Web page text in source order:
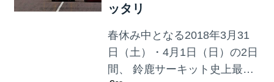
体を表彰する 『JAPAN
2018』を3月20日（火）東
京・原宿クエストホールにて
開催。
ッタリ
春休み中となる2018年3月31
日（土）・4月1日（日）の2日
間、 鈴鹿サーキット史上最大